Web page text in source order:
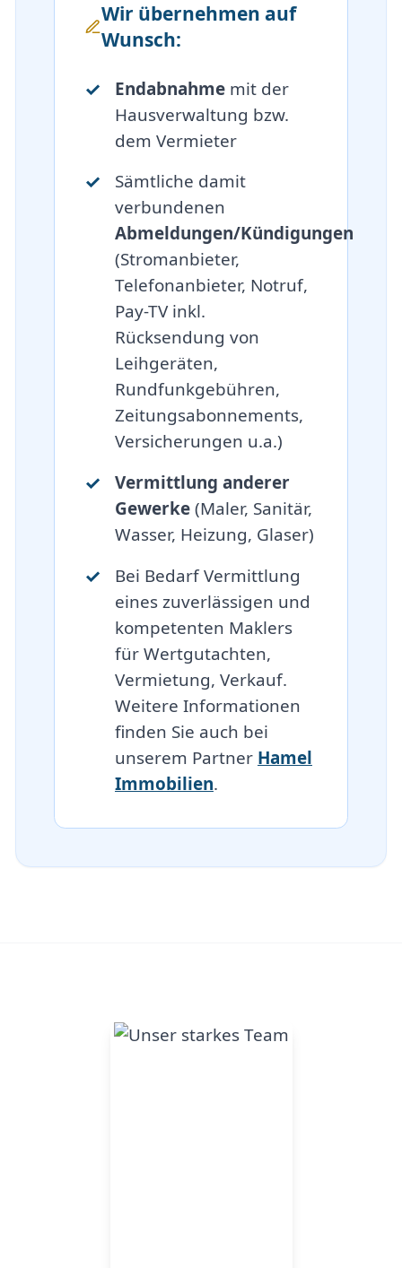
Wir übernehmen auf
Wunsch:
Endabnahmemit der
Hausverwaltung bzw.
dem Vermieter
Sämtliche damit
verbundenen
Abmeldungen/Kündigungen
(Stromanbieter,
Telefonanbieter, Notruf,
Pay-TV inkl.
Rücksendung von
Leihgeräten,
Rundfunkgebühren,
Zeitungsabonnements,
Versicherungen u.a.)
Vermittlung anderer
Gewerke(Maler, Sanitär,
Wasser, Heizung, Glaser)
Bei Bedarf Vermittlung
eines zuverlässigen und
kompetenten Maklers
für Wertgutachten,
Vermietung, Verkauf.
Weitere Informationen
finden Sie auch bei
unserem Partner Hamel
Immobilien.